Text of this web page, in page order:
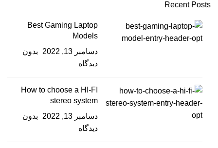
Recent Posts
Best Gaming Laptop
Models
دسامبر 13, 2022
بدون
دیدگاه
How to choose a HI-FI
stereo system
دسامبر 13, 2022
بدون
دیدگاه